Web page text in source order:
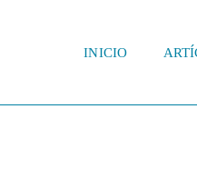
INICIO